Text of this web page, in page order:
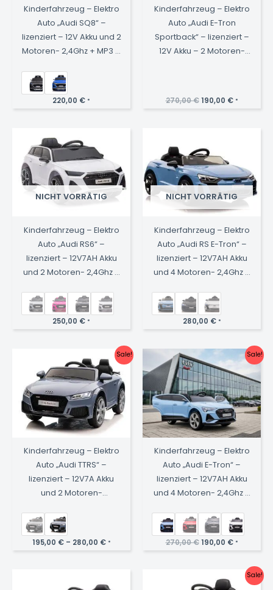
Kinderfahrzeug – Elektro
Auto „Audi SQ8“ –
lizenziert – 12V Akku und 2
Motoren- 2,4Ghz + MP3 +
220,00 € *
Kinderfahrzeug – Elektro
Auto „Audi E-Tron
Sportback“ – lizenziert –
12V Akku – 2 Motoren-
270,00€ Ursprünglicher
190,00 €Aktueller
*
NICHT VORRÄTIG
Kinderfahrzeug – Elektro
Auto „Audi RS6“ –
lizenziert – 12V7AH Akku
und 2 Motoren- 2,4Ghz +
250,00 € *
NICHT VORRÄTIG
Kinderfahrzeug – Elektro
Auto „Audi RS E-Tron“ –
lizenziert – 12V7AH Akku
und 4 Motoren- 2,4Ghz +
280,00 € *
Sale!
Kinderfahrzeug – Elektro
Auto „Audi TTRS“ –
lizenziert – 12V7A Akku
und 2 Motoren-
195,00 €– 280,00 € *
Sale!
Kinderfahrzeug – Elektro
Auto „Audi E-Tron“ –
lizenziert – 12V7AH Akku
und 4 Motoren- 2,4Ghz +
270,00€ Ursprünglicher
190,00 €Aktueller
190,00 €.
*
Sale!